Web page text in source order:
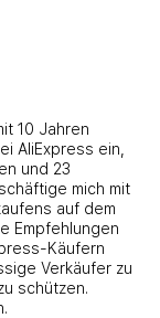
10 Jahren
AliExpress ein,
und 23
mich mit
auf dem
Empfehlungen
Käufern
Verkäufer zu
schützen.